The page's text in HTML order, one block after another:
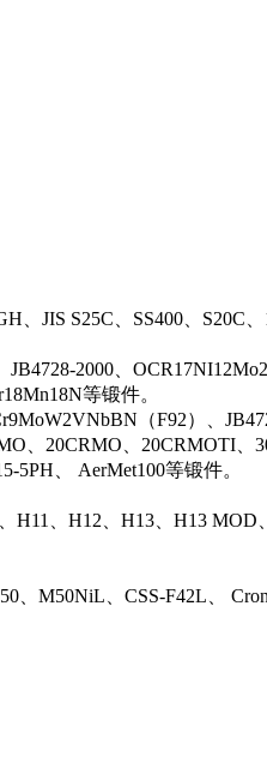
JIS S25C、SS400、S20C
2000、
等锻件。
（F92）、
、20CRMO、20CRMOTI、
5PH、 AerMet100等锻件。
、H12、H13、H13 MOD
M50NiL、CSS-F42L、